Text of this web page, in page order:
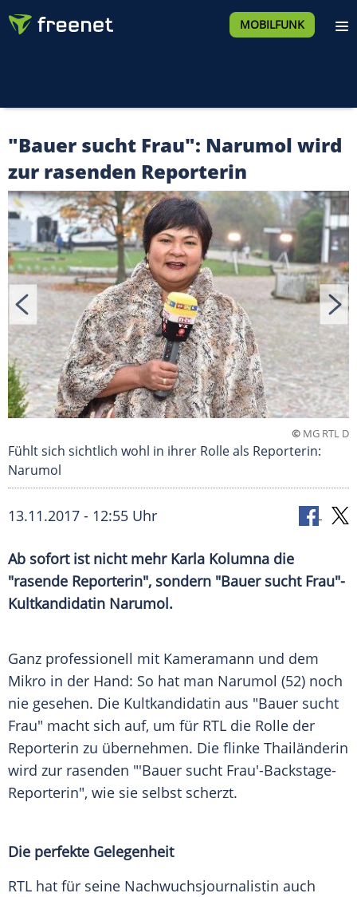
MOBILFUNK
"Bauer sucht Frau": Narumol wird
zur rasenden Reporterin
© MG RTL D
Fühlt sich sichtlich wohl in ihrer Rolle als Reporterin:
Narumol
13.11.2017 - 12:55 Uhr
Ab sofort ist nicht mehr Karla Kolumna die
"rasende Reporterin", sondern "Bauer sucht Frau"-
Kultkandidatin Narumol.
Ganz professionell mit Kameramann und dem
Mikro in der Hand: So hat man Narumol (52) noch
nie gesehen. Die Kultkandidatin aus "Bauer sucht
Frau" macht sich auf, um für RTL die Rolle der
Reporterin zu übernehmen. Die flinke Thailänderin
wird zur rasenden "'Bauer sucht Frau'-Backstage-
Reporterin", wie sie selbst scherzt.
Die perfekte Gelegenheit
RTL hat für seine Nachwuchsjournalistin auch